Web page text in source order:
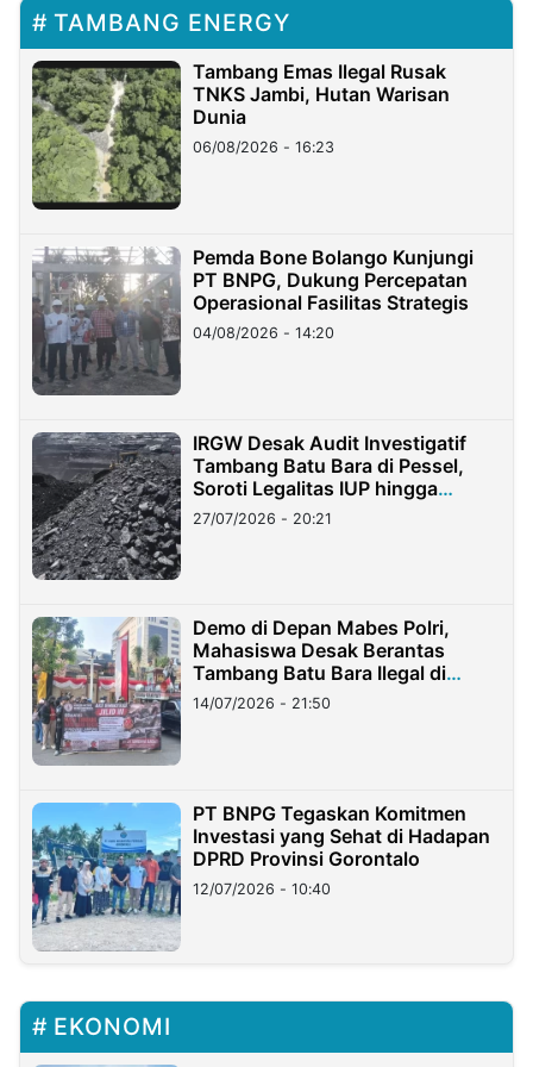
TAMBANG ENERGY
Tambang Emas Ilegal Rusak
TNKS Jambi, Hutan Warisan
Dunia
06/08/2026 - 16:23
Pemda Bone Bolango Kunjungi
PT BNPG, Dukung Percepatan
Operasional Fasilitas Strategis
04/08/2026 - 14:20
IRGW Desak Audit Investigatif
Tambang Batu Bara di Pessel,
Soroti Legalitas IUP hingga
Stockpile
27/07/2026 - 20:21
Demo di Depan Mabes Polri,
Mahasiswa Desak Berantas
Tambang Batu Bara Ilegal di
Lampung
14/07/2026 - 21:50
PT BNPG Tegaskan Komitmen
Investasi yang Sehat di Hadapan
DPRD Provinsi Gorontalo
12/07/2026 - 10:40
EKONOMI